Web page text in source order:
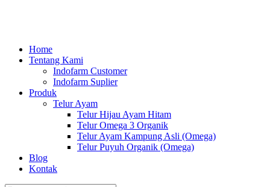
Home
Tentang Kami
Indofarm Customer
Indofarm Suplier
Produk
Telur Ayam
Telur Hijau Ayam Hitam
Telur Omega 3 Organik
Telur Ayam Kampung Asli (Omega)
Telur Puyuh Organik (Omega)
Blog
Kontak